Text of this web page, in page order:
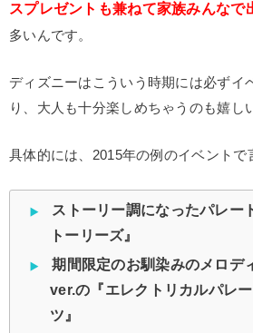
スプレゼントも兼ねて家族みんなで
多いんです。
ディズニーはこういう時期には必ずイ
り、大人も十分楽しめちゃうのも嬉し
具体的には、2015年の例のイベントで
ストーリー調になったパレー
トーリーズ』
期間限定のお馴染みのメロデ
ver.の『エレクトリカルパレ
ツ』